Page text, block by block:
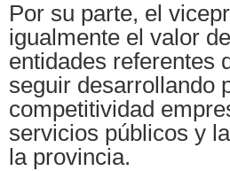
Por su parte, el
igualmente el valor
entidades referentes
seguir desarrollando
competitividad
servicios públicos y
la provincia.